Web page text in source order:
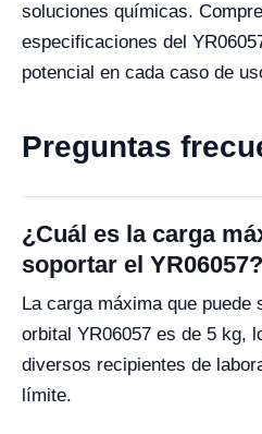
soluciones químicas.
especificaciones del
potencial en cada caso de
Preguntas
¿Cuál es la carga
soportar el YR06057?
La carga máxima que puede
orbital YR06057 es de 5 kg,
diversos recipientes de
límite.